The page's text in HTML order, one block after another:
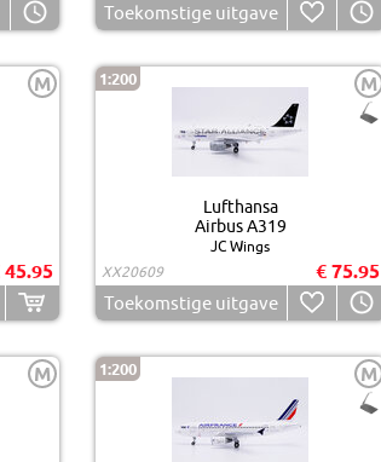
Toekomstige uitgave
M
45.95
1:200 M
Lufthansa
Airbus A319
JC Wings
XX20609
€ 75.95
Toekomstige uitgave
M 1:200 M